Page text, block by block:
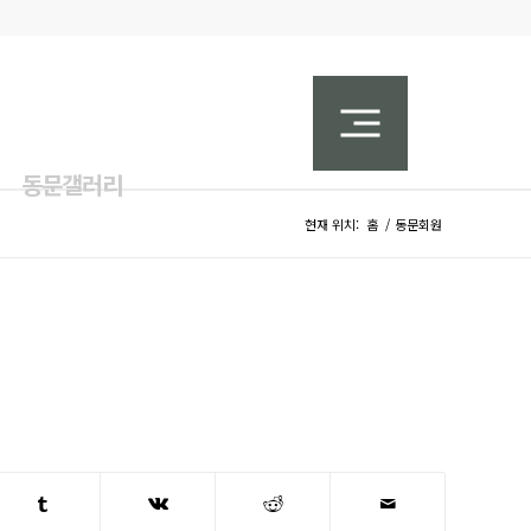
동문갤러리
현재 위치: 홈 / 동문회원